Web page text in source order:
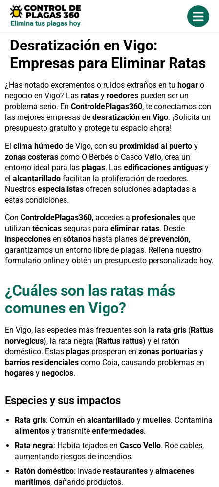
Desratización en Vigo:
Empresas para Eliminar Ratas
¿Has notado excrementos o ruidos extraños en tu hogar o
negocio en Vigo? Las ratas y roedores pueden ser un
problema serio. En ControldePlagas360, te conectamos con
las mejores empresas de desratización en Vigo. ¡Solicita un
presupuesto gratuito y protege tu espacio ahora!
El clima húmedo de Vigo, con su proximidad al puerto y
zonas costeras como O Berbés o Casco Vello, crea un
entorno ideal para las plagas. Las edificaciones antiguas y
el alcantarillado facilitan la proliferación de roedores.
Nuestros especialistas ofrecen soluciones adaptadas a
estas condiciones.
Con ControldePlagas360, accedes a profesionales que
utilizan técnicas seguras para eliminar ratas. Desde
inspecciones en sótanos hasta planes de prevención,
garantizamos un entorno libre de plagas. Rellena nuestro
formulario online y obtén un presupuesto personalizado hoy.
¿Cuáles son las ratas más
comunes en Vigo?
En Vigo, las especies más frecuentes son la rata gris (Rattus
norvegicus), la rata negra (Rattus rattus) y el ratón
doméstico. Estas plagas prosperan en zonas portuarias y
barrios residenciales como Coia, causando problemas en
hogares y negocios.
Especies y sus impactos
Rata gris: Común en alcantarillado y muelles. Contamina
alimentos y transmite enfermedades.
Rata negra: Habita tejados en Casco Vello. Roe cables,
aumentando riesgos de incendios.
Ratón doméstico: Invade restaurantes y almacenes
marítimos, dañando productos.